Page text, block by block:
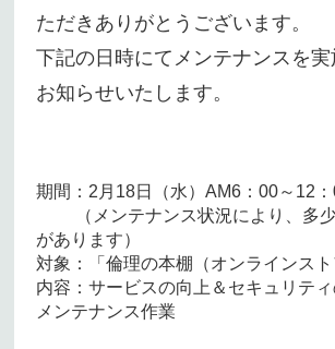
ただきありがとうございます。
下記の日時にてメンテナンスを
お知らせいたします。
期間：2月18日（水）AM6：00～12
（メンテナンス状況により、多少
があります）
対象：「倫理の本棚（オンラインス
内容：サービスの向上＆セキュリテ
メンテナンス作業